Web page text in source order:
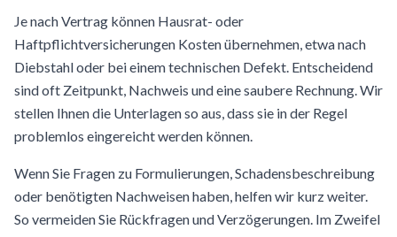
Je nach Vertrag können Hausrat- oder
Haftpflichtversicherungen Kosten übernehmen, etwa nach
Diebstahl oder bei einem technischen Defekt. Entscheidend
sind oft Zeitpunkt, Nachweis und eine saubere Rechnung. Wir
stellen Ihnen die Unterlagen so aus, dass sie in der Regel
problemlos eingereicht werden können.
Wenn Sie Fragen zu Formulierungen, Schadensbeschreibung
oder benötigten Nachweisen haben, helfen wir kurz weiter.
So vermeiden Sie Rückfragen und Verzögerungen. Im Zweifel